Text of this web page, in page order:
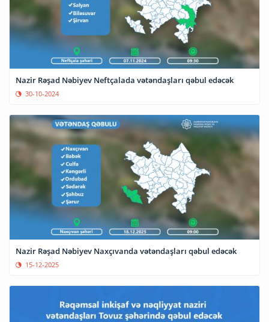
Nazir Rəşad Nəbiyev Neftçalada vətəndaşları qəbul edəcək
30-10-2024
Nazir Rəşad Nəbiyev Naxçıvanda vətəndaşları qəbul edəcək
15-12-2025